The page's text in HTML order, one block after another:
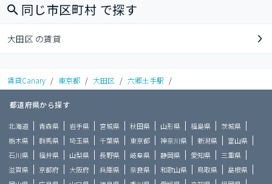
同じ市区町村 で探す
大田区 の賃貸
賃貸Canary / 東京都 / 大田区 / 六郷土手駅 /
都道府県から探す
北海道 青森県 岩手県 宮城県 秋田県 山形県 福島県
茨城県
栃木県
群馬県 埼玉県 千葉県 東京都 神奈川県 新潟県
富山県
石川県
福井県 山梨県 長野県 岐阜県 静岡県 愛知県
三重県
滋賀県
京都府 大阪府 兵庫県 奈良県 和歌山県 鳥取県
島根県